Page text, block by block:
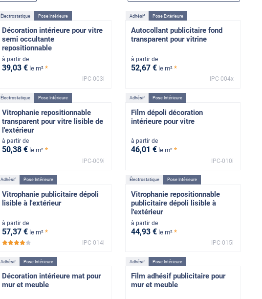
Électrostatique Pose Intérieure
Décoration intérieure pour vitre
semi occultante
repositionnable
à partir de
39,03 € le m² *
IPC-003i
Adhésif Pose Extérieure
Autocollant publicitaire fond
transparent pour vitrine
à partir de
52,67 € le m² *
IPC-004x
Électrostatique Pose Intérieure
Vitrophanie repositionnable
transparent pour vitre lisible de
l'extérieur
à partir de
50,38 € le m² *
IPC-009i
Adhésif Pose Intérieure
Film dépoli décoration
intérieure pour vitre
à partir de
46,01 € le m² *
IPC-010i
Adhésif Pose Intérieure
Vitrophanie publicitaire dépoli
lisible à l'extérieur
à partir de
57,37 € le m² *
*****
IPC-014i
Électrostatique Pose Intérieure
Vitrophanie repositionnable
publicitaire dépoli lisible à
l'extérieur
à partir de
44,93 € le m² *
IPC-015i
Adhésif Pose Intérieure
Décoration intérieure mat pour
mur et meuble
Adhésif Pose Intérieure
Film adhésif publicitaire pour
mur et meuble